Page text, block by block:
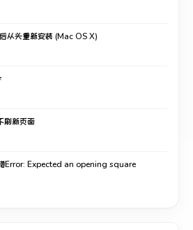
从头重新安装 (Mac OS X)
刷新页面
Error: Expected an opening square